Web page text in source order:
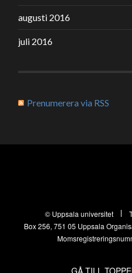
augusti 2016
juli 2016
Prenumerera via RSS
© Uppsala universitet
Box 256, 751 05 Uppsala